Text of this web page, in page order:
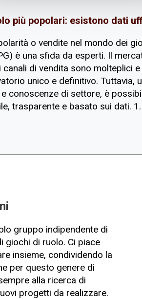
più popolari: esistono dati
o vendite nel mondo dei
è una sfida da esperti. Il
di vendita sono molteplici
unico e definitivo. Tuttavia,
conoscenze di settore, è
trasparente e basato sui dati.
gruppo indipendente di
giochi di ruolo. Ci piace
insieme, condividendo la
per questo genere di
alla ricerca di
progetti da realizzare.